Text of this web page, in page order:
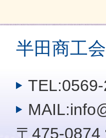
半田商工
〒475-0874